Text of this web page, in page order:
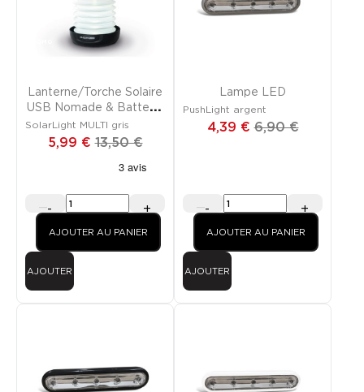
Lanterne/torche Solaire
USB Nomade & Batterie
Externe
SolarLight MULTI gris
5,99 € 13,50 €
- +
AJOUTER AU PANIER
AJOUTER
Lampe LED
PushLight argent
4,39 € 6,90 €
- +
AJOUTER AU PANIER
AJOUTER